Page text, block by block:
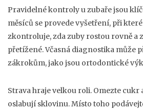
Pravidelné kontroly u zubaře jsou
měsíců se provede vyšetření, při
zkontroluje, zda zuby rostou rovně a
přetížené. Včasná diagnostika může
zákrokům, jako jsou ortodontické
Strava hraje velkou roli. Omezte cukr
oslabují sklovinu. Místo toho